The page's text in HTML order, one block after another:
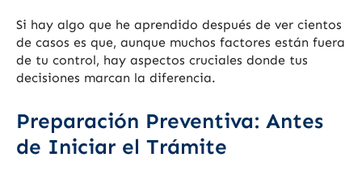
Si hay algo que he aprendido después de ver cientos
de casos es que, aunque muchos factores están fuera
de tu control, hay aspectos cruciales donde tus
decisiones marcan la diferencia.
Preparación Preventiva: Antes
de Iniciar el Trámite